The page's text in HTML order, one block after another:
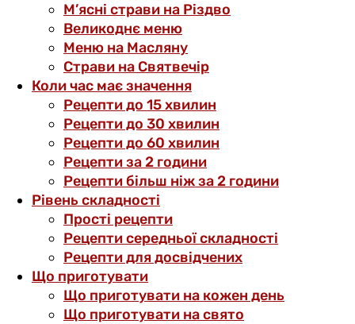
М’ясні страви на Різдво
Великоднє меню
Меню на Масляну
Страви на Святвечір
Коли час має значення
Рецепти до 15 хвилин
Рецепти до 30 хвилин
Рецепти до 60 хвилин
Рецепти за 2 години
Рецепти більш ніж за 2 години
Рівень складності
Прості рецепти
Рецепти середньої складності
Рецепти для досвідчених
Що приготувати
Що приготувати на кожен день
Що приготувати на свято